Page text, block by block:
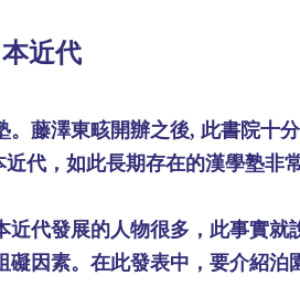
近代
藤澤東畡開辦之後, 此書院十
代，如此長期存在的漢學塾非
發展的人物很多，此事實就
因素。在此發表中，要介紹